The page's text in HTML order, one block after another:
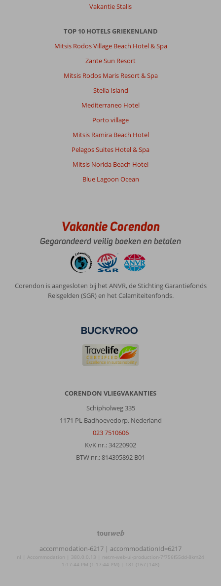
Vakantie Stalis
TOP 10 HOTELS GRIEKENLAND
Mitsis Rodos Village Beach Hotel & Spa
Zante Sun Resort
Mitsis Rodos Maris Resort & Spa
Stella Island
Mediterraneo Hotel
Porto village
Mitsis Ramira Beach Hotel
Pelagos Suites Hotel & Spa
Mitsis Norida Beach Hotel
Blue Lagoon Ocean
Vakantie Corendon
Gegarandeerd veilig boeken en betalen
Corendon is aangesloten bij het ANVR, de Stichting Garantiefonds
Reisgelden (SGR) en het Calamiteitenfonds.
CORENDON VLIEGVAKANTIES
Schipholweg 335
1171 PL Badhoevedorp, Nederland
023 7510606
KvK nr.: 34220902
BTW nr.: 814395892 B01
TourWeb
NetMatch
accommodation-6217 | accommodationId=6217
nl | Accommodation | 380.0.0.13 | netm-web-ui-production-7f756f55dd-8km24
1:17:44 PM (1:17:44 PM) | 181 (167|148)